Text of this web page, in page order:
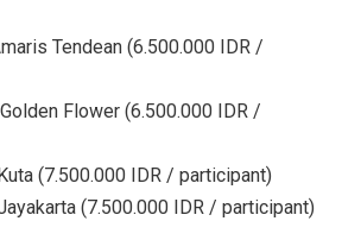
Tendean (6.500.000 IDR /
Flower (6.500.000 IDR /
(7.500.000 IDR / participant)
(7.500.000 IDR / participant)